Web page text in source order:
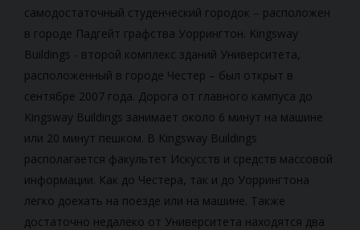
самодостаточный студенческий городок – расположен
в городе Падгейт графства Уоррингтон. Kingsway
Buildings - второй комплекс зданий Университета,
расположенный в городе Честер – был открыт в
сентябре 2007 года. Дорога от главного кампуса до
Kingsway Buildings занимает около 6 минут на машине
или 20 минут пешком. В Kingsway Buildings
располагается факультет Искусств и средств массовой
информации. Как до Честера, так и до Уоррингтона
легко доехать на поезде или на машине. Также
достаточно недалеко от Университета находятся два